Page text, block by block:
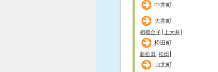
中井町
大井町
相模金子 上大井
松田町
新松田 松田
山北町